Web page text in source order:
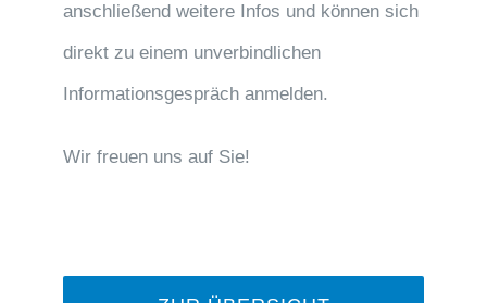
anschließend weitere Infos und können sich
direkt zu einem unverbindlichen
Informationsgespräch anmelden.
Wir freuen uns auf Sie!